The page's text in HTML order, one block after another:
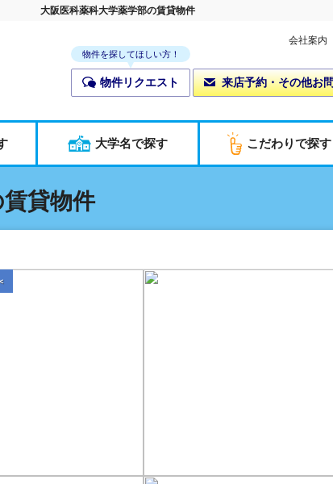
大阪医科薬科大学薬学部の賃貸物件
会社案内
物件を探してほしい方！
物件リクエスト 来店予約・その他お
大学名で探す こだわりで探す
貸物件